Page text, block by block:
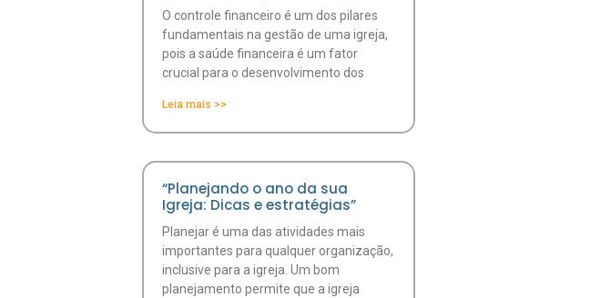
O controle financeiro é um dos pilares
fundamentais na gestão de uma igreja,
pois a saúde financeira é um fator
crucial para o desenvolvimento dos
Leia mais >>
“Planejando o ano da sua
Igreja: Dicas e estratégias”
Planejar é uma das atividades mais
importantes para qualquer organização,
inclusive para a igreja. Um bom
planejamento permite que a igreja